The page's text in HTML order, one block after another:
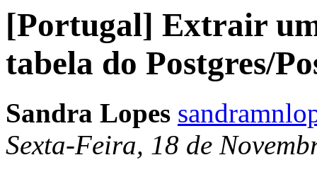
[Portugal] Extrair
tabela do Postgres/
Sandra Lopes
Sexta-Feira, 18 de